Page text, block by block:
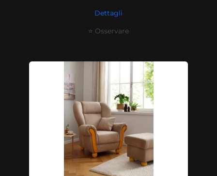
Dettagli
⭐ Osservare